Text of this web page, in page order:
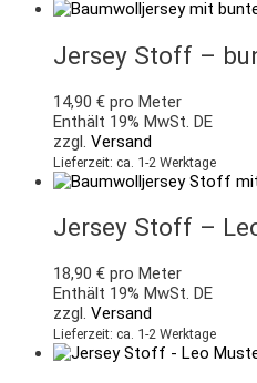
Jersey Stoff –
14,90 € pro Meter
Enthält 19% MwSt. DE
zzgl. Versand
Lieferzeit: ca. 1-2 Werktage
Jersey Stoff –
18,90 € pro Meter
Enthält 19% MwSt. DE
zzgl. Versand
Lieferzeit: ca. 1-2 Werktage